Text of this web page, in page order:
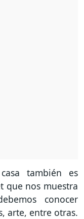
también es
que nos muestra
conocer
arte, entre otras.